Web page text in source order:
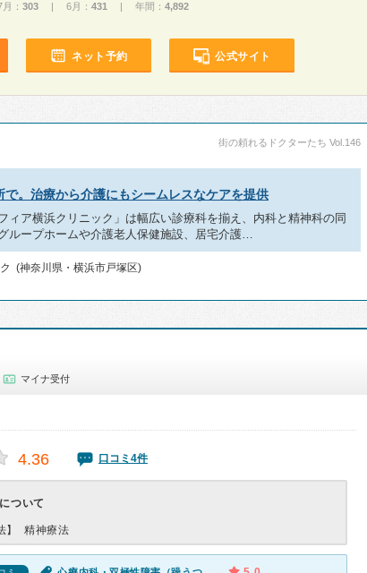
： 303 | 6月： 431 | 年間： 4,892
ネット予約 公式サイト
街の頼れるドクターたち Vol.146
で。治療から介護にもシームレスなケアを提供
ィア横浜クリニック」は幅広い診療科を揃え、内科と精神科の同
ループホームや介護老人保健施設、居宅介護…
(神奈川県・横浜市戸塚区)
マイナ受付
4.36 口コミ4件
ついて
精神療法